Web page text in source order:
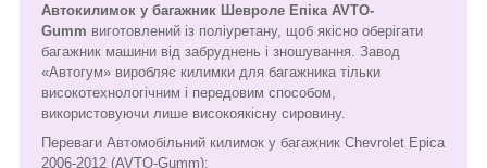
Автокилимок у багажник Шевроле Епіка AVTO-
Gumm виготовлений із поліуретану, щоб якісно оберігати
багажник машини від забруднень і зношування. Завод
«Автогум» виробляє килимки для багажника тільки
високотехнологічним і передовим способом,
використовуючи лише високоякісну сировину.
Переваги Автомобільний килимок у багажник Chevrolet Epica
2006-2012 (AVTO-Gumm):